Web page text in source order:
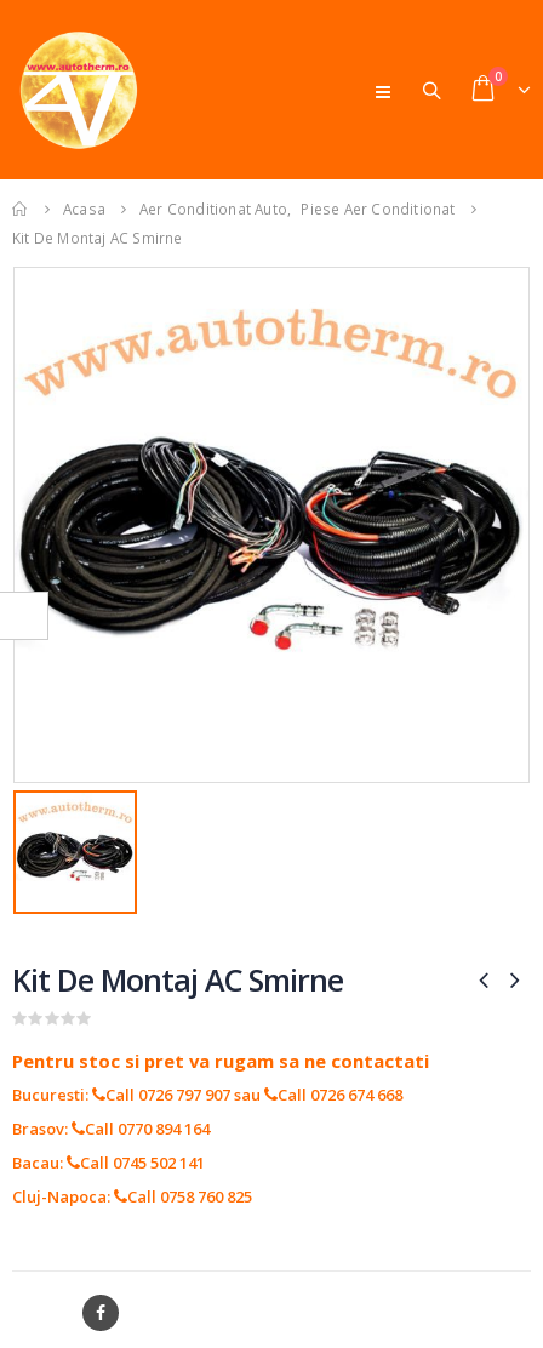
0
Acasa Aer Conditionat Auto
Piese Aer Conditionat
Kit De Montaj AC Smirne
Kit De Montaj AC Smirne
Pentru stoc si pret va rugam sa ne contactati
Bucuresti: Call 0726 797 907sau
Call 0726 674 668
Brasov:
Call 0770 894 164
Bacau:
Call 0745 502 141
Cluj-Napoca:
Call 0758 760 825